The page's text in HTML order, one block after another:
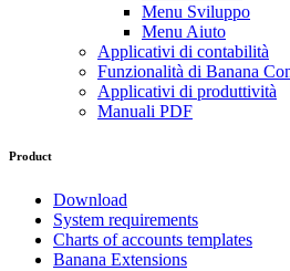
Menu Sviluppo
Menu Aiuto
Applicativi di contabilità
Funzionalità di Banana
Applicativi di produttività
Manuali PDF
Product
Download
System requirements
Charts of accounts templates
Banana Extensions